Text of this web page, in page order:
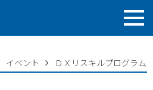
イベント ＤＸリスキルプログラ